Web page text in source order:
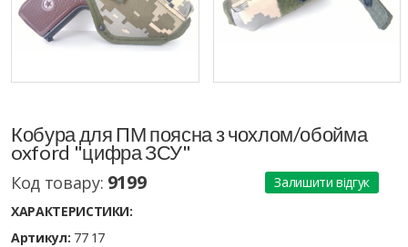
Кобура для ПМ поясна з чохлом/обойма
oxford "цифра ЗСУ"
Код товару: 9199
Залишити відгук
ХАРАКТЕРИСТИКИ:
Артикул: 77 17